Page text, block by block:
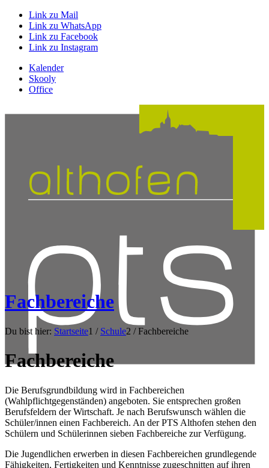
Link zu Mail
Link zu WhatsApp
Link zu Facebook
Link zu Instagram
Kalender
Skooly
Office
Fachbereiche
Du bist hier: Startseite1 / Schule2 / Fachbereiche
Fachbereiche
Die Berufsgrundbildung wird in Fachbereichen
(Wahlpflichtgegenständen) angeboten. Sie entsprechen großen
Berufsfeldern der Wirtschaft. Je nach Berufswunsch wählen die
Schüler/innen einen Fachbereich. An der PTS Althofen stehen den
Schülern und Schülerinnen sieben Fachbereiche zur Verfügung.
Die Jugendlichen erwerben in diesen Fachbereichen grundlegende
Fähigkeiten, Fertigkeiten und Kenntnisse zugeschnitten auf ihren